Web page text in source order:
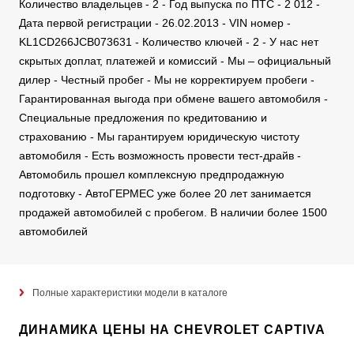
Количество владельцев - 2 - Год выпуска по ПТС - 2 012 -
Дата первой регистрации - 26.02.2013 - VIN номер -
KL1CD266JCB073631 - Количество ключей - 2 - У нас нет
скрытых доплат, платежей и комиссий - Мы – официальный
дилер - Честный пробег - Мы не корректируем пробеги -
Гарантированная выгода при обмене вашего автомобиля -
Специальные предложения по кредитованию и
страхованию - Мы гарантируем юридическую чистоту
автомобиля - Есть возможность провести тест-драйв -
Автомобиль прошел комплексную предпродажную
подготовку - АвтоГЕРМЕС уже более 20 лет занимается
продажей автомобилей с пробегом. В наличии более 1500
автомобилей
Полные характеристики модели в каталоге
ДИНАМИКА ЦЕНЫ НА CHEVROLET CAPTIVA